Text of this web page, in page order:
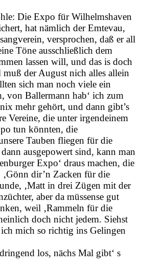
Die Expo für Wilhelmshaven
hat nämlich der Emtevau,
versprochen, daß er all
Töne ausschließlich dem
lassen will, und das is doch
der August nich alles allein
sich man noch viele ein
von Ballermann hab‘ ich zum
mehr gehört, und dann gibt’s
Vereine, die unter irgendeinem
tun könnten, die
Tauben fliegen für die
ausgepowert sind, kann man
Expo‘ draus machen, die
dir’n Zacken für die
‚Matt in drei Zügen mit der
aber da müssense gut
weil ‚Rammeln für die
doch nicht jedem. Siehst
mich so richtig ins Gelingen
los, nächs Mal gibt‘ s